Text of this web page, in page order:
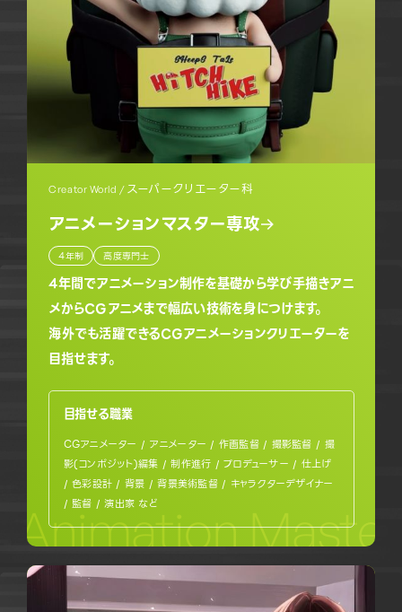
Creator World / スーパークリエーター科
アニメーションマスター専攻
4年制 高度専門士
4年間でアニメーション制作を基礎から学び手描きアニ
メからCGアニメまで幅広い技術を身につけます。
海外でも活躍できるCGアニメーションクリエーターを
目指せます。
目指せる職業
CGアニメーター / アニメーター / 作画監督 / 撮影監督 / 撮
影(コンポジット)編集 / 制作進行 / プロデューサー / 仕上げ
/ 色彩設計 / 背景 / 背景美術監督 / キャラクターデザイナー
/ 監督 / 演出家 など
Animation Master